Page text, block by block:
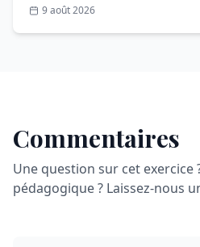
9 août 2026
Commentaires
Une question sur cet exercice
pédagogique ? Laissez-nous